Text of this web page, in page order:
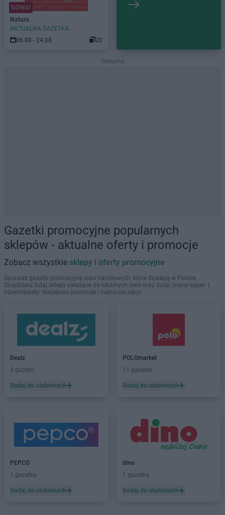
NOWA!
Natura
AKTUALNA GAZETKA
06.08 - 24.08
20
Reklama
Gazetki promocyjne popularnych
sklepów - aktualne oferty i promocje
Zobacz wszystkie sklepy i oferty promocyjne
Sprawdź gazetki promocyjne sieci handlowych, które działają w Polsce.
Znajdziesz tutaj sklepy należące do lokalnych sieci oraz duże, znane super- i
hipermarkety. Najlepsze promocje i najniższe ceny!
Dealz
2 gazetki
Dodaj do ulubionych
POLOmarket
11 gazetek
Dodaj do ulubionych
PEPCO
1 gazetka
Dodaj do ulubionych
dino
1 gazetka
Dodaj do ulubionych